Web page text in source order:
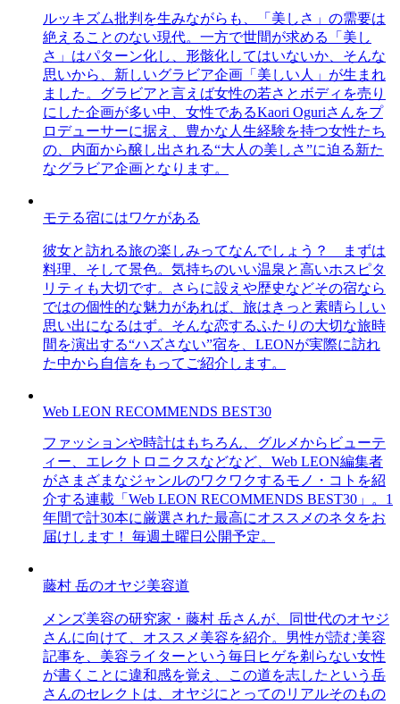
ルッキズム批判を生みながらも、「美しさ」の需要は
絶えることのない現代。一方で世間が求める「美し
さ」はパターン化し、形骸化してはいないか、そんな
思いから、新しいグラビア企画「美しい人」が生まれ
ました。グラビアと言えば女性の若さとボディを売り
にした企画が多い中、女性であるKaori Oguriさんをプ
ロデューサーに据え、豊かな人生経験を持つ女性たち
の、内面から醸し出される“大人の美しさ”に迫る新た
なグラビア企画となります。
モテる宿にはワケがある
彼女と訪れる旅の楽しみってなんでしょう？ まずは
料理、そして景色。気持ちのいい温泉と高いホスピタ
リティも大切です。さらに設えや歴史などその宿なら
ではの個性的な魅力があれば、旅はきっと素晴らしい
思い出になるはず。そんな恋するふたりの大切な旅時
間を演出する“ハズさない”宿を、LEONが実際に訪れ
た中から自信をもってご紹介します。
Web LEON RECOMMENDS BEST30
ファッションや時計はもちろん、グルメからビューテ
ィー、エレクトロニクスなどなど、Web LEON編集者
がさまざまなジャンルのワクワクするモノ・コトを紹
介する連載「Web LEON RECOMMENDS BEST30」。1
年間で計30本に厳選された最高にオススメのネタをお
届けします！ 毎週土曜日公開予定。
藤村 岳のオヤジ美容道
メンズ美容の研究家・藤村 岳さんが、同世代のオヤジ
さんに向けて、オススメ美容を紹介。男性が読む美容
記事を、美容ライターという毎日ヒゲを剃らない女性
が書くことに違和感を覚え、この道を志したという岳
さんのセレクトは、オヤジにとってのリアルそのもの